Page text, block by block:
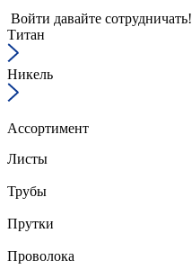
Войти давайте сотрудничать!
Титан
Никель
Ассортимент
Листы
Трубы
Прутки
Проволока